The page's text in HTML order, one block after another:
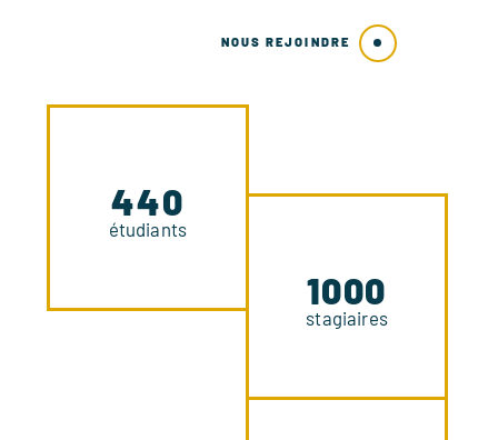
NOUS REJOINDRE
440
étudiants
1000
stagiaires